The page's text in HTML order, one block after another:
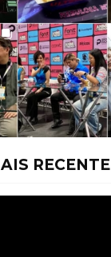
RECENTE